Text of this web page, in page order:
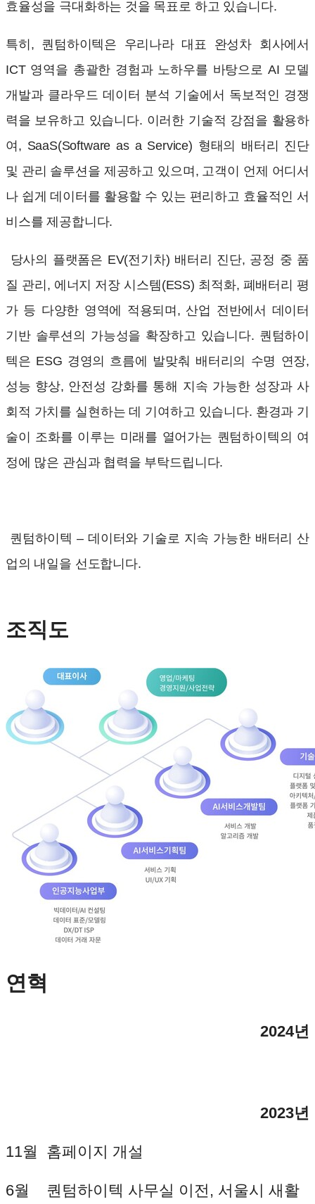
효율성을 극대화하는 것을 목표로 하고 있습니다.
특히, 퀀텀하이텍은 우리나라 대표 완성차 회사에서
ICT 영역을 총괄한 경험과 노하우를 바탕으로 AI 모델
개발과 클라우드 데이터 분석 기술에서 독보적인 경쟁
력을 보유하고 있습니다. 이러한 기술적 강점을 활용하
여, SaaS(Software as a Service) 형태의 배터리 진단
및 관리 솔루션을 제공하고 있으며, 고객이 언제 어디서
나 쉽게 데이터를 활용할 수 있는 편리하고 효율적인 서
비스를 제공합니다.
당사의 플랫폼은 EV(전기차) 배터리 진단, 공정 중 품
질 관리, 에너지 저장 시스템(ESS) 최적화, 폐배터리 평
가 등 다양한 영역에 적용되며, 산업 전반에서 데이터
기반 솔루션의 가능성을 확장하고 있습니다. 퀀텀하이
텍은 ESG 경영의 흐름에 발맞춰 배터리의 수명 연장,
성능 향상, 안전성 강화를 통해 지속 가능한 성장과 사
회적 가치를 실현하는 데 기여하고 있습니다. 환경과 기
술이 조화를 이루는 미래를 열어가는 퀀텀하이텍의 여
정에 많은 관심과 협력을 부탁드립니다.
퀀텀하이텍 – 데이터와 기술로 지속 가능한 배터리 산
업의 내일을 선도합니다.
조직도
연혁
2024년
2023년
11월 홈페이지 개설
6월 퀀텀하이텍 사무실 이전, 서울시 새활